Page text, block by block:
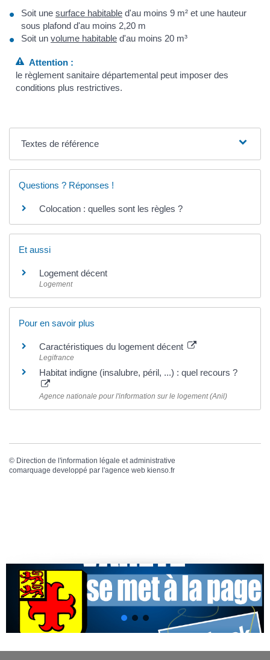
Soit une surface habitable d'au moins 9 m² et une hauteur
sous plafond d'au moins 2,20 m
Soit un volume habitable d'au moins 20 m³
Attention :
le règlement sanitaire départemental peut imposer des
conditions plus restrictives.
Textes de référence
Questions ? Réponses !
Colocation : quelles sont les règles ?
Et aussi
Logement décent
Logement
Pour en savoir plus
Caractéristiques du logement décent
Legifrance
Habitat indigne (insalubre, péril, ...) : quel recours ?
Agence nationale pour l'information sur le logement (Anil)
© Direction de l'information légale et administrative
comarquage developpé par l'agence web kienso.fr